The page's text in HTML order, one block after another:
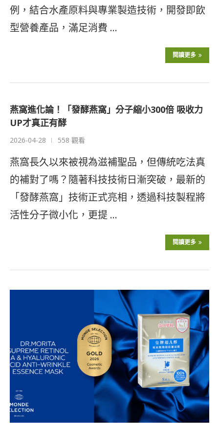
例，結合水產原料與專業製造技術，開發即飲
型營養產品，滿足消費 …
閱讀更多
燕窩進化論！「發酵燕窩」分子縮小300倍 吸收力
UP才真正有酵
2026-04-28 558 觀看
燕窩長久以來被視為滋補聖品，但傳統吃法真
的補對了嗎？隨著科技技術日漸突破，最新的
「發酵燕窩」技術正式亮相，透過科技製程將
活性分子微小化，更提 …
閱讀更多